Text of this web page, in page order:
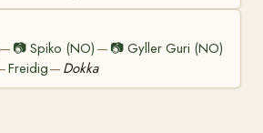
— 📷Spiko (NO) — 📷 Gyller Guri (NO)
Freidig— Dokka